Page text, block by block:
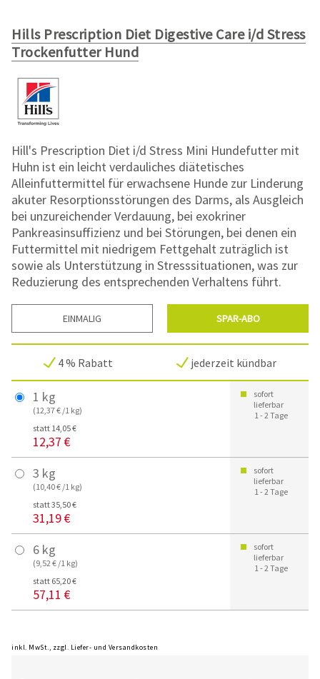
Hills Prescription Diet Digestive Care i/d Stress
Trockenfutter Hund
Hill's Prescription Diet i/d Stress Mini Hundefutter mit
Huhn ist ein leicht verdauliches diätetisches
Alleinfuttermittel für erwachsene Hunde zur Linderung
akuter Resorptionsstörungen des Darms, als Ausgleich
bei unzureichender Verdauung, bei exokriner
Pankreasinsuffizienz und bei Störungen, bei denen ein
Futtermittel mit niedrigem Fettgehalt zuträglich ist
sowie als Unterstützung in Stresssituationen, was zur
Reduzierung des entsprechenden Verhaltens führt.
EINMALIG SPAR-ABO
4 % Rabatt jederzeit kündbar
1 kg
(12,37 € /1 kg)
statt 14,05 €
12,37 €
sofort
lieferbar
1 - 2 Tage
3 kg
(10,40 € /1 kg)
statt 35,50 €
31,19 €
sofort
lieferbar
1 - 2 Tage
6 kg
(9,52 € /1 kg)
statt 65,20 €
57,11 €
sofort
lieferbar
1 - 2 Tage
inkl. MwSt., zzgl. Liefer- und Versandkosten